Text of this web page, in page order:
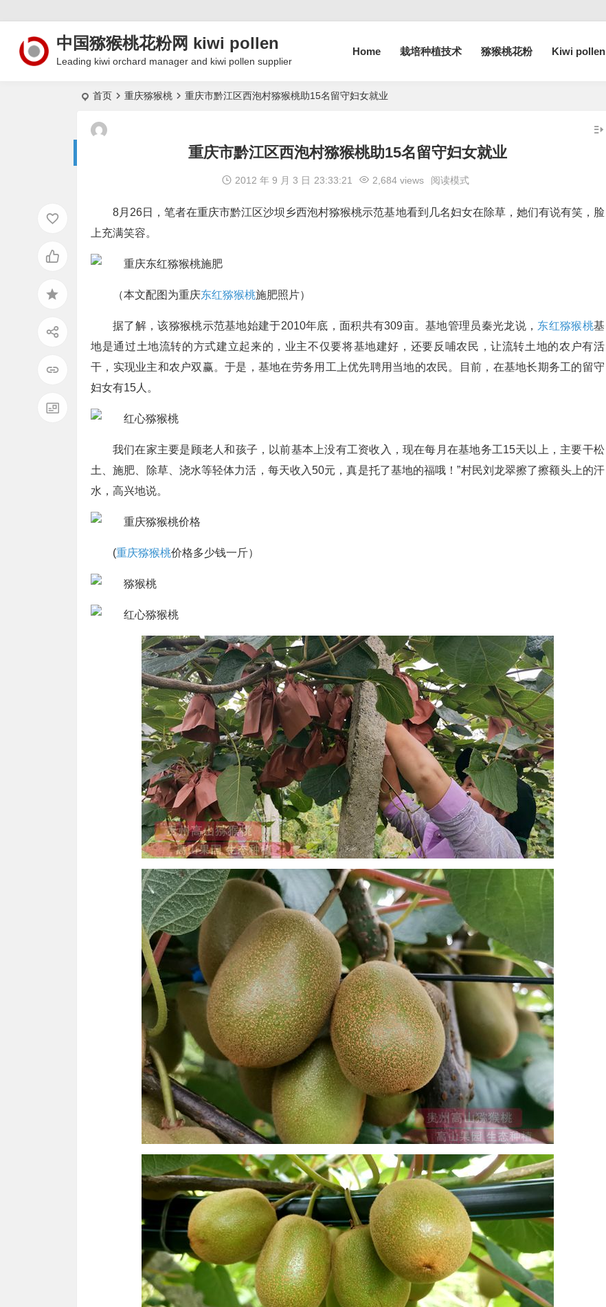
中国猕猴桃花粉网 kiwi pollen
Leading kiwi orchard manager and kiwi pollen supplier
Home 栽培种植技术 猕猴桃花粉 Kiwi pollen
首页 重庆猕猴桃 重庆市黔江区西泡村猕猴桃助15名留守妇女就业
重庆市黔江区西泡村猕猴桃助15名留守妇女就业
2012 年 9 月 3 日 23:33:21 2,684 views 阅读模式
8月26日，笔者在重庆市黔江区沙坝乡西泡村猕猴桃示范基地看到几名妇女在除草，她们有说有笑，脸
上充满笑容。
（本文配图为重庆东红猕猴桃施肥照片）
据了解，该猕猴桃示范基地始建于2010年底，面积共有309亩。基地管理员秦光龙说， 东红猕猴桃基
地是通过土地流转的方式建立起来的，业主不仅要将基地建好，还要反哺农民，让流转土地的农户有活
干，实现业主和农户双赢。于是，基地在劳务用工上优先聘用当地的农民。目前，在基地长期务工的留守
妇女有15人。
我们在家主要是顾老人和孩子，以前基本上没有工资收入，现在每月在基地务工15天以上，主要干松
土、施肥、除草、浇水等轻体力活，每天收入50元，真是托了基地的福哦！”村民刘龙翠擦了擦额头上的汗
水，高兴地说。
(重庆猕猴桃价格多少钱一斤）